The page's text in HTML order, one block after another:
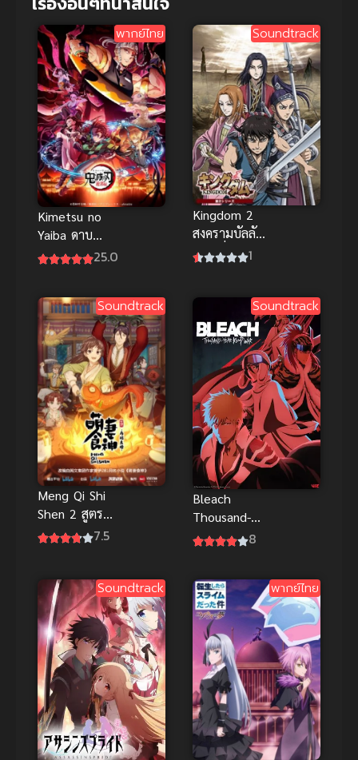
พากย์ไทย
Kimetsu no
Yaiba ดาบ
พิฆาตอสูร ซับ
25.0
Soundtrack
Kingdom 2
สงครามบัลลังก์
ผงาดจิ๋นซี ภาค
1
Soundtrack
Meng Qi Shi
Shen 2 สูตร
รักซินเดอเรล
7.5
Soundtrack
Bleach
Thousand-
Year Blood
มรณะ
สงครามเลือด
พันปี พาร์ท 2
8
Soundtrack พากย์ไทย